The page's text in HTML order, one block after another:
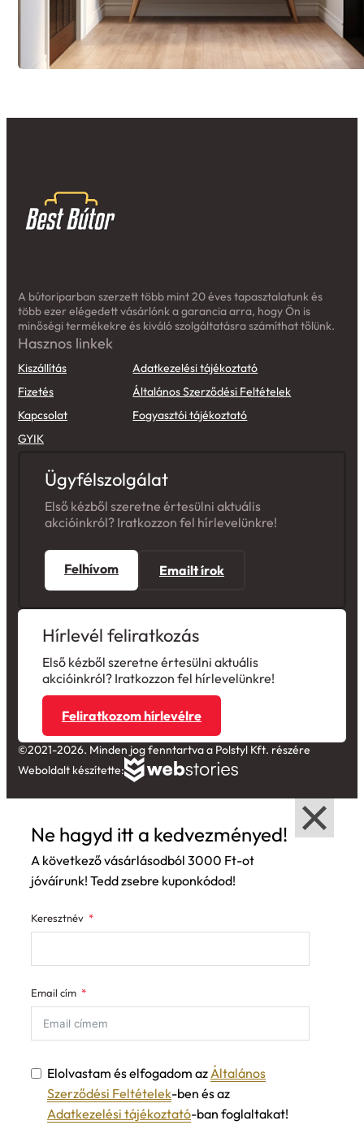
A bútoriparban szerzett több mint 20 éves tapasztalatunk és
több ezer elégedett vásárlónk a garancia arra, hogy Ön is
minőségi termékekre és kiváló szolgáltatásra számíthat tőlünk.
Hasznos linkek
Kiszállítás
Fizetés
Kapcsolat
GYIK
Adatkezelési tájékoztató
Általános Szerződési Feltételek
Fogyasztói tájékoztató
Ügyfélszolgálat
Első kézből szeretne értesülni aktuális
akcióinkról? Iratkozzon fel hírlevelünkre!
Felhívom Emailt írok
Hírlevél feliratkozás
Első kézből szeretne értesülni aktuális
akcióinkról? Iratkozzon fel hírlevelünkre!
Feliratkozom hírlevélre
©2021-2026. Minden jog fenntartva a Polstyl Kft. részére
Weboldalt készítette:
Ne hagyd itt a kedvezményed!
A következő vásárlásodból 3000 Ft-ot
jóváírunk! Tedd zsebre kuponkódod!
Keresztnév
Email cím
Elolvastam és elfogadom azÁltalános
Szerződési Feltételek-ben és az
Adatkezelési tájékoztató-ban foglaltakat!